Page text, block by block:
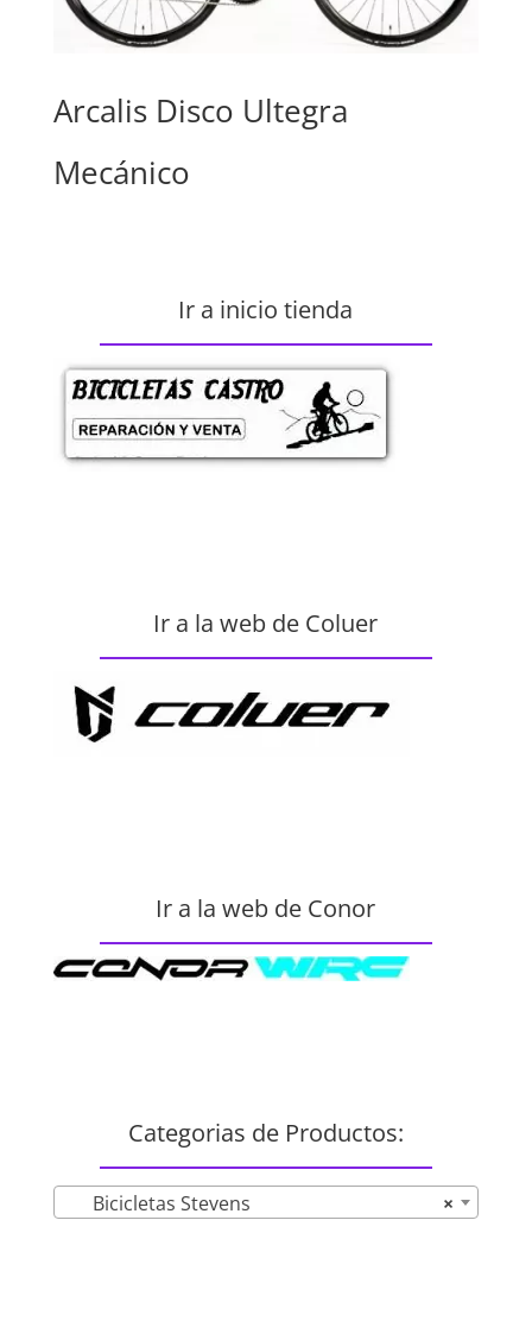
Arcalis Disco Ultegra
Mecánico
Ir a inicio tienda
Ir a la web de Coluer
Ir a la web de Conor
Categorias de Productos:
×
Bicicletas Stevens